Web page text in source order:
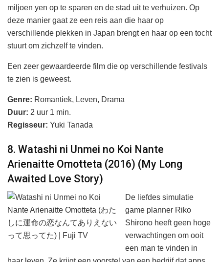
miljoen yen op te sparen en de stad uit te verhuizen. Op
deze manier gaat ze een reis aan die haar op
verschillende plekken in Japan brengt en haar op een tocht
stuurt om zichzelf te vinden.
Een zeer gewaardeerde film die op verschillende festivals
te zien is geweest.
Genre: Romantiek, Leven, Drama
Duur: 2 uur 1 min.
Regisseur: Yuki Tanada
8. Watashi ni Unmei no Koi Nante
Arienaitte Omotteta (2016) (My Long
Awaited Love Story)
De liefdes simulatie
game planner Riko
Shirono heeft geen hoge
verwachtingen om ooit
een man te vinden in